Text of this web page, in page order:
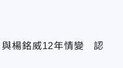
與楊銘威12年情變 認